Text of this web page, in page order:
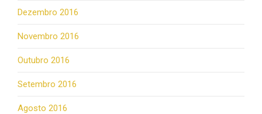
Dezembro 2016
Novembro 2016
Outubro 2016
Setembro 2016
Agosto 2016